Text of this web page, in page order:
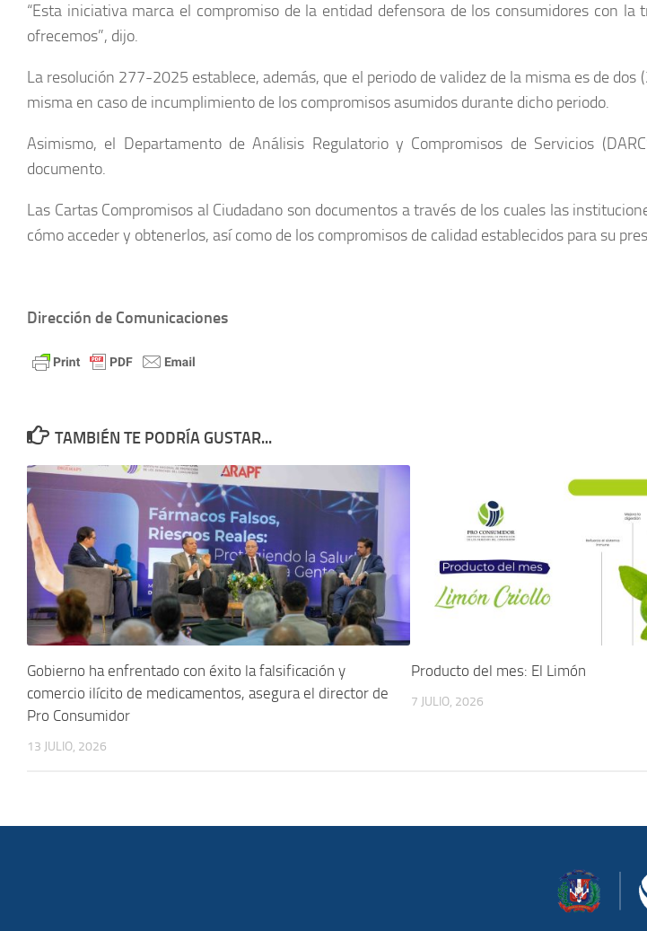
“Esta iniciativa marca el compromiso de la entidad defensora de los consumidores con
ofrecemos”, dijo.
La resolución 277-2025 establece, además, que el periodo de validez de la misma es de
misma en caso de incumplimiento de los compromisos asumidos durante dicho periodo.
Asimismo, el Departamento de Análisis Regulatorio y Compromisos de Servicios
documento.
Las Cartas Compromisos al Ciudadano son documentos a través de los cuales las
cómo acceder y obtenerlos, así como de los compromisos de calidad establecidos para su
Dirección de Comunicaciones
TAMBIÉN TE PODRÍA GUSTAR...
Gobierno ha enfrentado con éxito la falsificación y
comercio ilícito de medicamentos, asegura el director de
Pro Consumidor
13 JULIO, 2026
Producto del mes: El Limón
7 JULIO, 2026